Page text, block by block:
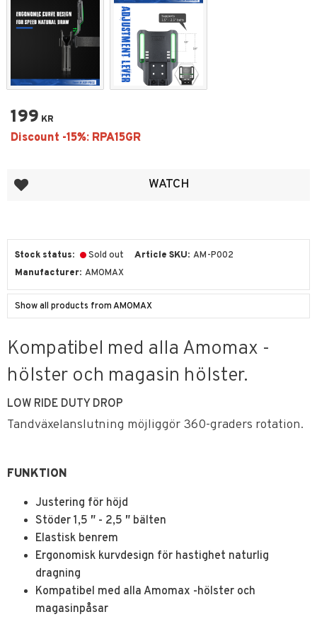
199 KR
Add to favorites WATCH
Stock status Sold out Article SKU AM-P002
Manufacturer AMOMAX
Show all products from AMOMAX
Kompatibel med alla Amomax -
hölster och magasin hölster.
LOW RIDE DUTY DROP
Tandväxelanslutning möjliggör 360-graders rotation.
FUNKTION
Justering för höjd
Stöder 1,5 ″ - 2,5 ″ bälten
Elastisk benrem
Ergonomisk kurvdesign för hastighet naturlig
dragning
Kompatibel med alla Amomax -hölster och
magasinpåsar